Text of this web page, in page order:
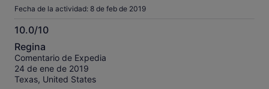
Fecha de la actividad: 8 de feb de 2019
10.0/10
10.0
sobre
10
Regina
Comentario de Expedia
24 de ene de 2019
Texas, United States